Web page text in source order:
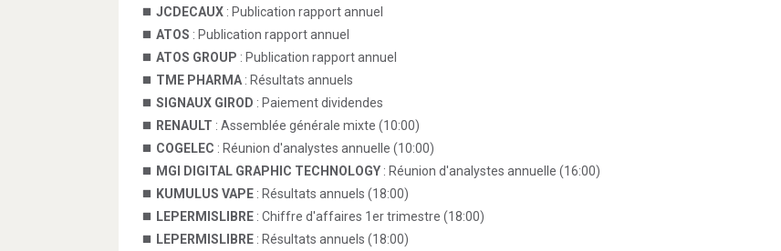
JCDECAUX : Publication rapport annuel
ATOS : Publication rapport annuel
ATOS GROUP : Publication rapport annuel
TME PHARMA : Résultats annuels
SIGNAUX GIROD : Paiement dividendes
RENAULT : Assemblée générale mixte (10:00)
COGELEC : Réunion d'analystes annuelle (10:00)
MGI DIGITAL GRAPHIC TECHNOLOGY : Réunion d'analystes annuelle (16:00)
KUMULUS VAPE : Résultats annuels (18:00)
LEPERMISLIBRE : Chiffre d'affaires 1er trimestre (18:00)
LEPERMISLIBRE : Résultats annuels (18:00)